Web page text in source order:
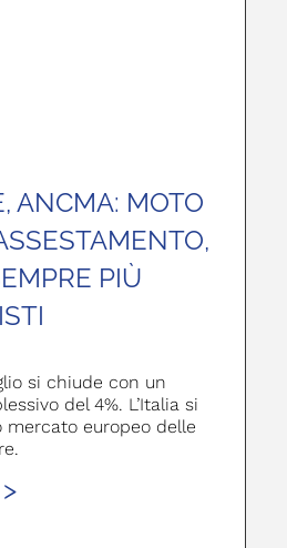
ANCMA: MOTO
PIÙ
si chiude con un
del 4%. L’Italia si
europeo delle